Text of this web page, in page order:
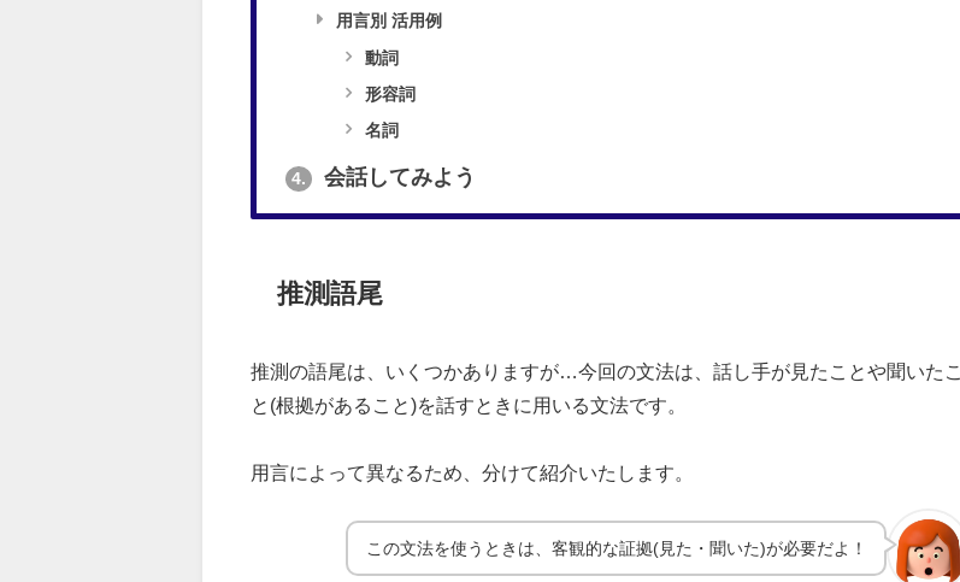
用言別 活用例
動詞
形容詞
名詞
4. 会話してみよう
推測語尾
推測の語尾は、いくつかありますが…今回の文法は、話し手が見たことや聞いたこ
と(根拠があること)を話すときに用いる文法です。
用言によって異なるため、分けて紹介いたします。
この文法を使うときは、客観的な証拠(見た・聞いた)が必要だよ！